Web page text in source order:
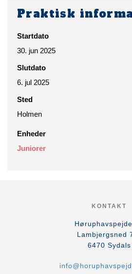
Praktisk
Startdato
30. jun 2025
Slutdato
6. jul 2025
Sted
Holmen
Enheder
Juniorer
KONTAKT
Lambjergsned
6470 Sydals